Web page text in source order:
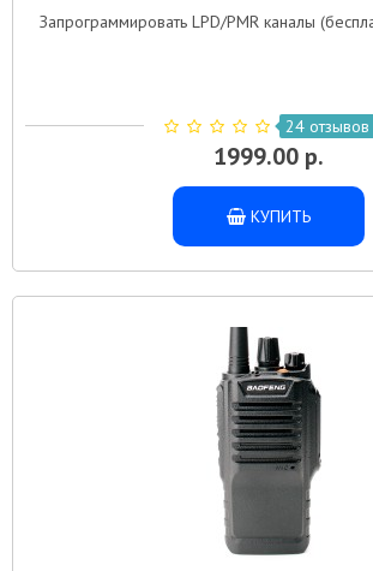
Запрограммировать LPD/PMR каналы
24 отзывов
1999.00 р.
КУПИТЬ